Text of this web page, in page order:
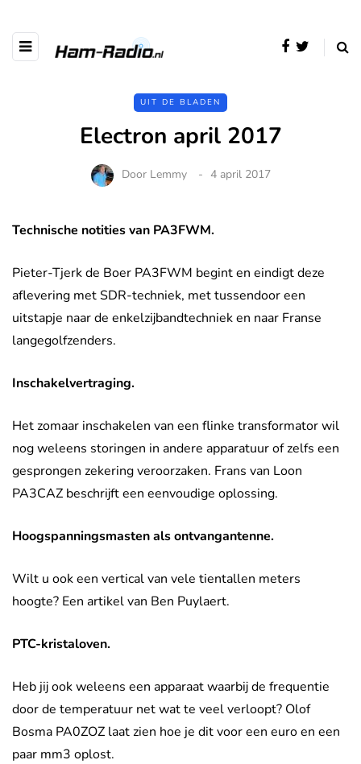
UIT DE BLADEN
Electron april 2017
Door Lemmy 4 april 2017
Technische notities van PA3FWM.
Pieter-Tjerk de Boer PA3FWM begint en eindigt deze
aflevering met SDR-techniek, met tussendoor een
uitstapje naar de enkelzijbandtechniek en naar Franse
langegolfzenders.
Inschakelvertraging.
Het zomaar inschakelen van een flinke transformator wil
nog weleens storingen in andere apparatuur of zelfs een
gesprongen zekering veroorzaken. Frans van Loon
PA3CAZ beschrijft een eenvoudige oplossing.
Hoogspanningsmasten als ontvangantenne.
Wilt u ook een vertical van vele tientallen meters
hoogte? Een artikel van Ben Puylaert.
PTC-kristaloven.
Heb jij ook weleens een apparaat waarbij de frequentie
door de temperatuur net wat te veel verloopt? Olof
Bosma PA0ZOZ laat zien hoe je dit voor een euro en een
paar mm3 oplost.